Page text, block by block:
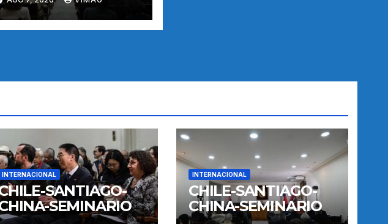
INTERNACIONAL
SANTIAGO-
SEMINARIO
INTERNACIONAL
CHILE-SANTIAGO-
CHINA-SEMINARIO